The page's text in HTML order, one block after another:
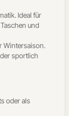
Ideal für
und
Wintersaison.
sportlich
oder als